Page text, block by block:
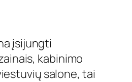
įsijungti
kabinimo
salone, tai